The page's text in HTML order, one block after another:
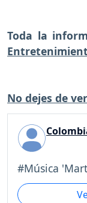
Toda la
No dejes de
#Música